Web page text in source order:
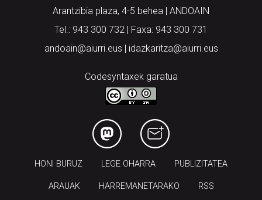
Arantzibia plaza, 4-5 behea | ANDOAIN
Tel.: 943 300 732 | Faxa: 943 300 731
andoain@aiurri.eus | idazkaritza@aiurri.eus
Codesyntaxek garatua
HONI BURUZ LEGE OHARRA PUBLIZITATEA
ARAUAK HARREMANETARAKO RSS